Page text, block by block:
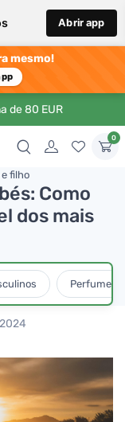
Abrir app
mesmo!
de 80 EUR
0
e filho
Como
dos mais
Perfumes